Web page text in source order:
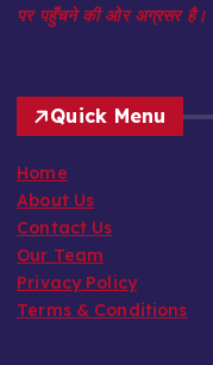
पर पहुँचने की ओर अग्रसर है।
Quick Menu
Home
About Us
Contact Us
Our Team
Privacy Policy
Terms & Conditions